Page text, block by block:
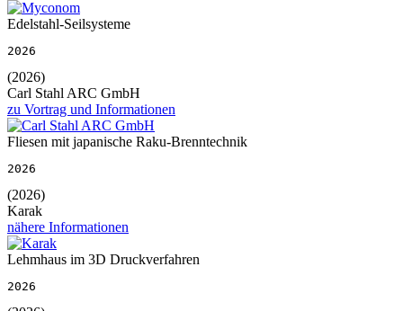
Edelstahl-Seilsysteme
2026
(2026)
Carl Stahl ARC GmbH
zu Vortrag und Informationen
Fliesen mit japanische Raku-Brenntechnik
2026
(2026)
Karak
nähere Informationen
Lehmhaus im 3D Druckverfahren
2026